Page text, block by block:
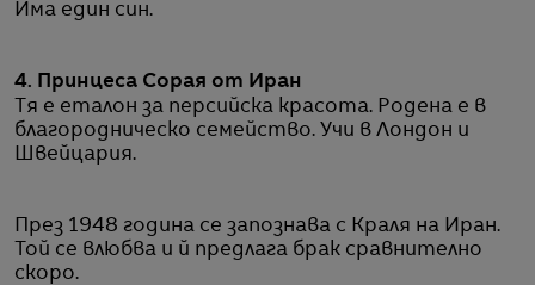
Има един син.
4. Принцеса Сорая от Иран
Тя е еталон за персийска красота. Родена е в
благородническо семейство. Учи в Лондон и
Швейцария.
През 1948 година се запознава с Краля на Иран.
Той се влюбва и й предлага брак сравнително
скоро.